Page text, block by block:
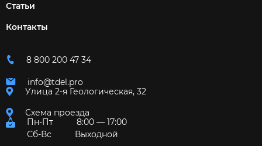
Статьи
Контакты
8 800 200 47 34
info@tdel.pro
Улица 2-я Геологическая, 32
Схема проезда
Пн-Пт
8:00 — 17:00
Сб-Вс
Выходной